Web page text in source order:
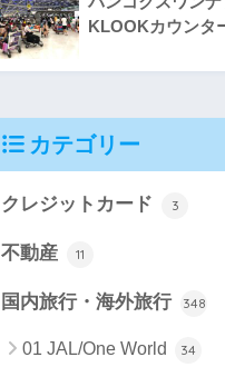
KLOOKカウンタ
カテゴリー
クレジットカード 3
不動産 11
国内旅行・海外旅行 348
01 JAL/One World 34